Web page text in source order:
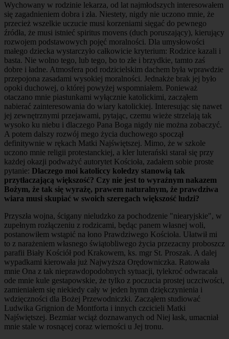
Wychowany w rodzinie lekarza, od lat najmłodszych interesowałem
się zagadnieniem dobra i zła. Niestety, nigdy nie uczono mnie, że
przecież wszelkie uczucie musi korzeniami sięgać do pewnego
źródła, że musi istnieć spiritus movens (duch poruszający), kierujący
rozwojem podstawowych pojęć moralności. Dla umysłowości
małego dziecka wystarczyło całkowicie kryterium: Rodzice kazali i
basta. Nie wolno tego, lub tego, bo to złe i brzydkie, tamto zaś
dobre i ładne. Atmosfera pod rodzicielskim dachem była wprawdzie
przepojona zasadami wysokiej moralności. Jednakże brak jej było
opoki duchowej, o której powyżej wspomniałem. Ponieważ
otaczano mnie piastunkami wyłącznie katolickimi, zacząłem
nabierać zainteresowania do wiary katolickiej. Interesując się nawet
jej zewnętrznymi przejawami, pytając, czemu wieże strzelają tak
wysoko ku niebu i dlaczego Pana Boga nigdy nie można zobaczyć.
A potem dalszy rozwój mego życia duchowego spoczął
definitywnie w rękach Matki Najświętszej. Mimo, że w szkole
uczono mnie religii protestanckiej, a kler luterański starał się przy
każdej okazji podważyć autorytet Kościoła, zadałem sobie proste
pytanie: Dlaczego moi katoliccy koledzy stanowią tak
przytłaczającą większość? Czy nie jest to wyraźnym nakazem
Bożym, że tak się wyrażę, prawem naturalnym, że prawdziwa
wiara musi skupiać w swoich szeregach większość ludzi?
Przyszła wojna, ścigany nieludzko za pochodzenie "niearyjskie", w
zupełnym rozłączeniu z rodzicami, będąc panem własnej woli,
postanowiłem wstąpić na łono Prawdziwego Kościoła. Ułatwił mi
to z narażeniem własnego świątobliwego życia przezacny proboszcz
parafii Biały Kościół pod Krakowem, ks. mgr St. Proszak. A dalej
wypadkami kierowała już Najwyższa Orędowniczka. Ratowała
mnie Ona z tak nieprawdopodobnych sytuacji, tylekroć odwracała
ode mnie kule gestapowskie, że tylko z poczucia prostej uczciwości,
zamieniałem się niekiedy cały w jeden hymn dziękczynienia i
wdzięczności dla Bożej Przewodniczki. Zacząłem studiować
Ludwika Grignion de Montforta i innych czcicieli Matki
Najświętszej. Bezmiar wciąż doznawanych od Niej łask, umacniał
mnie stale w rosnącej coraz wierności u Jej tronu.